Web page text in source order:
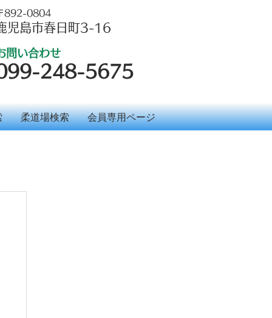
892-0804
児島市春日町3-16
問い合わせ
248-5675
柔道場検索 会員専用ページ